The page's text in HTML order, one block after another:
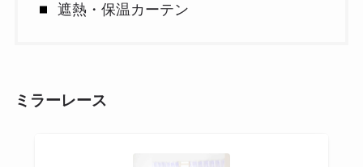
遮熱・保温カーテン
ミラーレース